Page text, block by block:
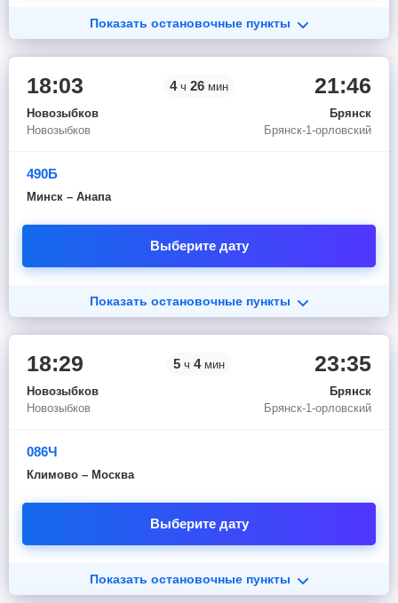
Показать остановочные пункты
18:03
Новозыбков
Новозыбков
4 ч 26 мин 21:46
Брянск
Брянск-1-орловский
490Б
Минск – Анапа
Выберите дату
Показать остановочные пункты
18:29
Новозыбков
Новозыбков
5 ч 4 мин 23:35
Брянск
Брянск-1-орловский
086Ч
Климово – Москва
Выберите дату
Показать остановочные пункты